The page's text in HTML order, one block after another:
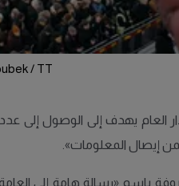
/ TT
العام يهدف إلى الوصول إلى
إيصال المعلومات».